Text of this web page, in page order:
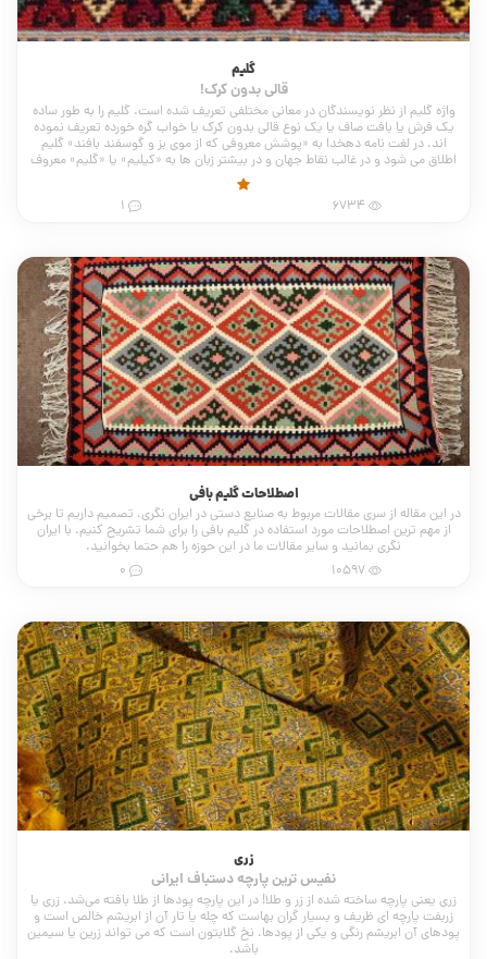
گلیم
قالی بدون کرک!
واژه گلیم از نظر نویسندگان در معانی مختلفی تعریف شده است. گلیم را به طور ساده
یک فرش یا بافت صاف یا یک نوع قالی بدون کرک یا خواب گره خورده تعریف نموده
اند. در لغت نامه دهخدا به «پوشش معروفی که از موی بز و گوسفند بافند» گلیم
اطلاق می شود و در غالب نقاط جهان و در بیشتر زبان ها به «کیلیم» یا «گلیم» معروف
است.
اصطلاحات گلیم بافی
در این مقاله از سری مقالات مربوط به صنایع دستی در ایران نگری، تصمیم داریم تا برخی
از مهم ترین اصطلاحات مورد استفاده در گلیم بافی را برای شما تشریح کنیم. با ایران
نگری بمانید و سایر مقالات ما در این حوزه را هم حتما بخوانید.
زری
نفیس ترین پارچه دستباف ایرانی
زری یعنی پارچه ساخته شده از زر و طلا! در این پارچه پودها از طلا بافته می‌شد. زری یا
زربفت پارچه ای ظریف و بسیار گران بهاست که چله یا تار آن از ابریشم خالص است و
پودهای آن ابریشم رنگی و یکی از پودها، نخ گلابتون است که می تواند زرین یا سیمین
باشد.